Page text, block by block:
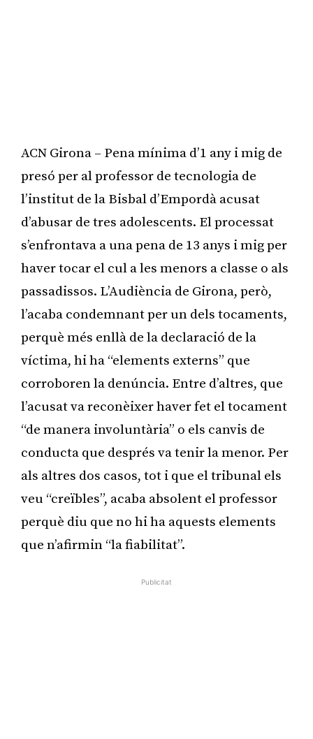
ACN Girona – Pena mínima d’1 any i mig de
presó per al professor de tecnologia de
l’institut de la Bisbal d’Empordà acusat
d’abusar de tres adolescents. El processat
s’enfrontava a una pena de 13 anys i mig per
haver tocar el cul a les menors a classe o als
passadissos. L’Audiència de Girona, però,
l’acaba condemnant per un dels tocaments,
perquè més enllà de la declaració de la
víctima, hi ha “elements externs” que
corroboren la denúncia. Entre d’altres, que
l’acusat va reconèixer haver fet el tocament
“de manera involuntària” o els canvis de
conducta que després va tenir la menor. Per
als altres dos casos, tot i que el tribunal els
veu “creïbles”, acaba absolent el professor
perquè diu que no hi ha aquests elements
que n’afirmin “la fiabilitat”.
Publicitat